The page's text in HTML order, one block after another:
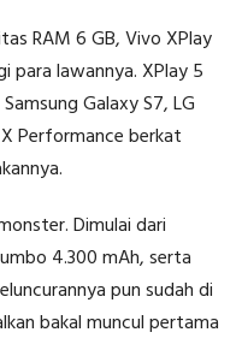
RAM 6 GB, Vivo XPlay
para lawannya. XPlay 5
Galaxy S7, LG
Performance berkat
Dimulai dari
4.300 mAh, serta
pun sudah di
bakal muncul pertama